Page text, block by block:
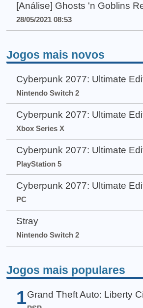
[Análise] Ghosts 'n Goblins
28/05/2021 08:53
Jogos mais novos
Cyberpunk 2077: Ultimate
Nintendo Switch 2
Cyberpunk 2077: Ultimate
Xbox Series X
Cyberpunk 2077: Ultimate
PlayStation 5
Cyberpunk 2077: Ultimate
PC
Stray
Nintendo Switch 2
Jogos mais populares
1 Grand Theft Auto: Liberty